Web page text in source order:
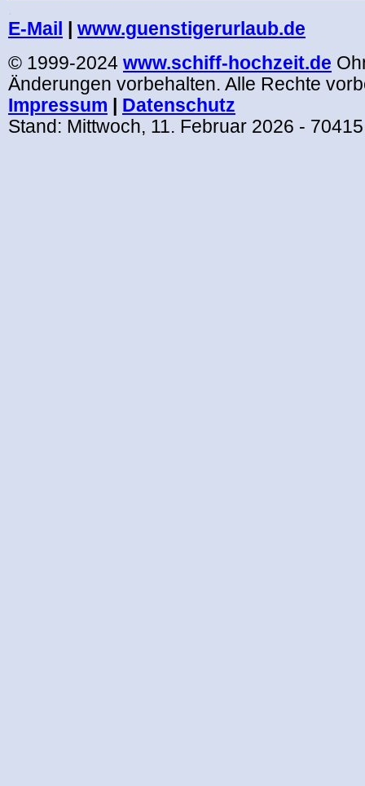
.
E-Mail
www.guenstigerurlaub.de
© 1999-2024 www.schiff-hochzeit.de
Änderungen vorbehalten. Alle Rechte
Impressum
Datenschutz
Stand: Mittwoch, 11. Februar 2026 - 70415